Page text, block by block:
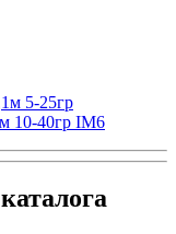
5-25гр
10-40гр IM6